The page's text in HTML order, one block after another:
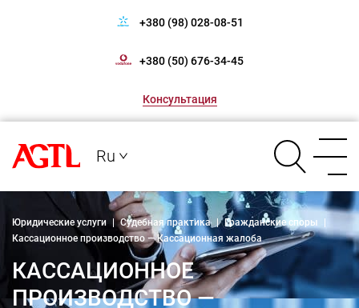
+380 (98) 028-08-51
+380 (50) 676-34-45
Консультация
Ru
Юридические услуги Судебная практика | Гражданские споры
Кассационное производство — Кассационная жалоба
КАССАЦИОННОЕ
ПРОИЗВОДСТВО —